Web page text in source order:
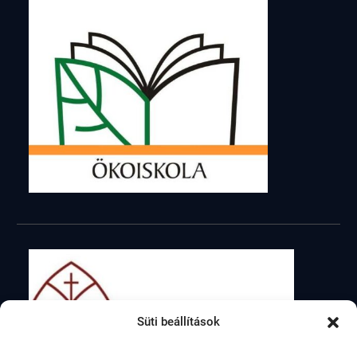
Süti beállítások